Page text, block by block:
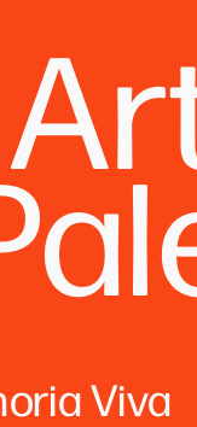
Viva